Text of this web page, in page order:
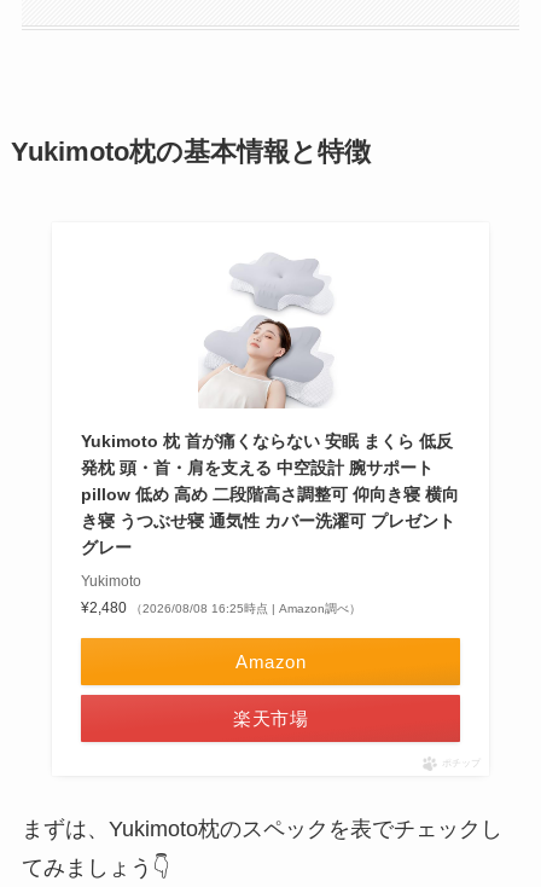
Yukimoto枕の基本情報と特徴
Yukimoto 枕 首が痛くならない 安眠 まくら 低反
発枕 頭・首・肩を支える 中空設計 腕サポート
pillow 低め 高め 二段階高さ調整可 仰向き寝 横向
き寝 うつぶせ寝 通気性 カバー洗濯可 プレゼント
グレー
Yukimoto
¥2,480
（2026/08/08 16:25時点 | Amazon調べ）
Amazon
楽天市場
ポチップ
まずは、Yukimoto枕のスペックを表でチェックし
てみましょう👇